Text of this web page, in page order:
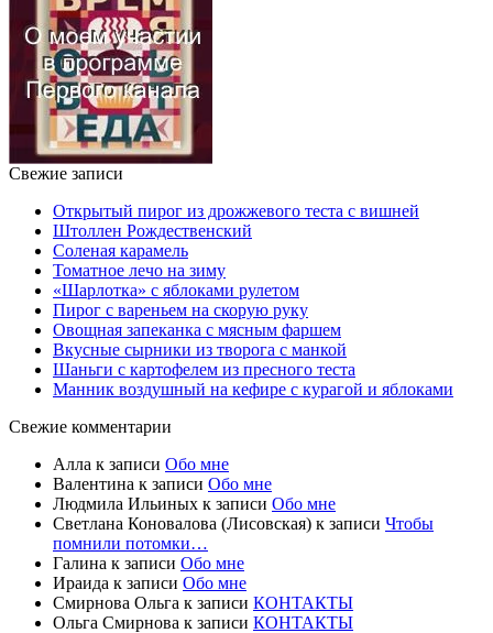
Свежие записи
Открытый пирог из дрожжевого теста с вишней
Штоллен Рождественский
Соленая карамель
Томатное лечо на зиму
«Шарлотка» с яблоками рулетом
Пирог с вареньем на скорую руку
Овощная запеканка с мясным фаршем
Вкусные сырники из творога с манкой
Шаньги с картофелем из пресного теста
Манник воздушный на кефире с курагой и яблоками
Свежие комментарии
Алла к записи Обо мне
Валентина к записи Обо мне
Людмила Ильиных к записи Обо мне
Светлана Коновалова (Лисовская) к записи Чтобы
помнили потомки…
Галина к записи Обо мне
Ираида к записи Обо мне
Смирнова Ольга к записи КОНТАКТЫ
Ольга Смирнова к записи КОНТАКТЫ